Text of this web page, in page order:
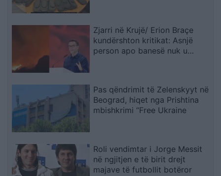
Zjarri në Krujë/ Erion Braçe
kundërshton kritikat: Asnjë
person apo banesë nuk u
Pas qëndrimit të Zelenskyyt në
Beograd, hiqet nga Prishtina
mbishkrimi “Free Ukraine
Roli vendimtar i Jorge Messit
në ngjitjen e të birit drejt
majave të futbollit botëror